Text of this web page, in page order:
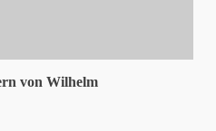
von Wilhelm